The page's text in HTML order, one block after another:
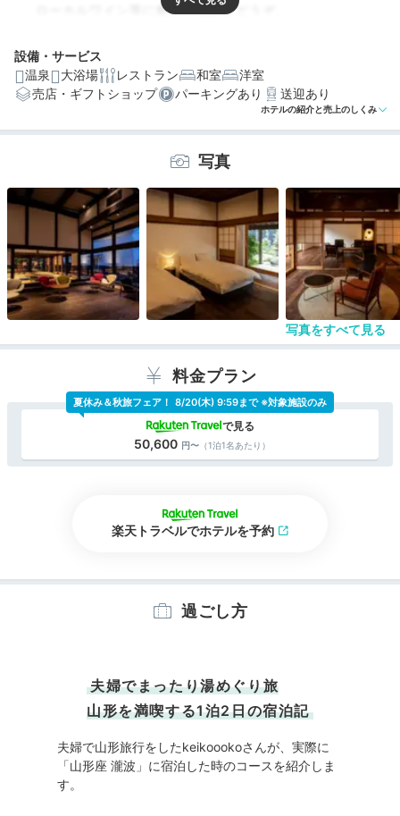
ローカルワイン等に癒される旅をどうぞ。
編集部おすすめの３つのポイント
19室全て露天風呂付き！赤湯温泉の源泉を加水・加温な
しで堪能
山菜や米沢牛…旬の食材でつくる夕食。ライブキッチンで
の演出も
設備・サービス
温泉
大浴場 レストラン 和室
洋室
売店・ギフトショップ
パーキングあり 送迎あり
ホテルの紹介と売上のしくみ
写真
写真をすべて見る
料金プラン
50,600 （1泊1名あたり）
夏休み＆秋旅フェア！ 8/20(木) 9:59まで ※対象施設のみ
楽天トラベルでホテルを予約
過ごし方
夫婦でまったり湯めぐり旅
山形を満喫する1泊2日の宿泊記
夫婦で山形旅行をしたkeikoookoさんが、実際に
「山形座 瀧波」に宿泊した時のコースを紹介しま
す。